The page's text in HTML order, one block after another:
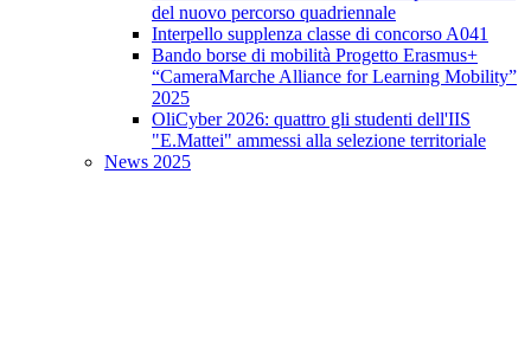
del nuovo percorso quadriennale
Interpello supplenza classe di concorso A041
Bando borse di mobilità Progetto Erasmus+
“CameraMarche Alliance for Learning Mobility”
2025
OliCyber 2026: quattro gli studenti dell'IIS
"E.Mattei" ammessi alla selezione territoriale
News 2025